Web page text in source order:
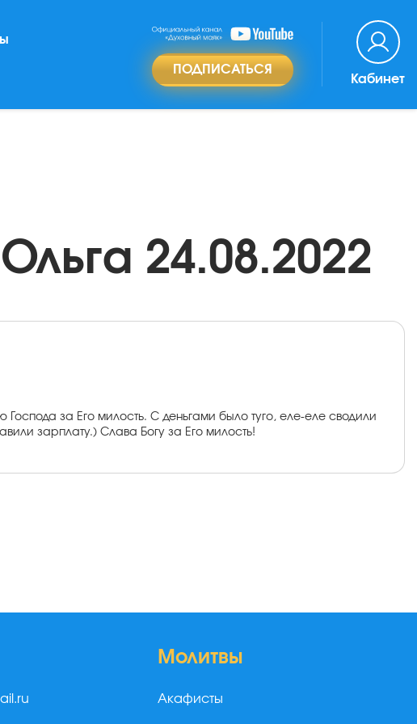
ПОДПИСАТЬСЯ
Кабинет
24.08.2022
за Его милость. С деньгами было туго, еле-еле сводили
зарплату.) Слава Богу за Его милость!
Молитвы
Акафисты